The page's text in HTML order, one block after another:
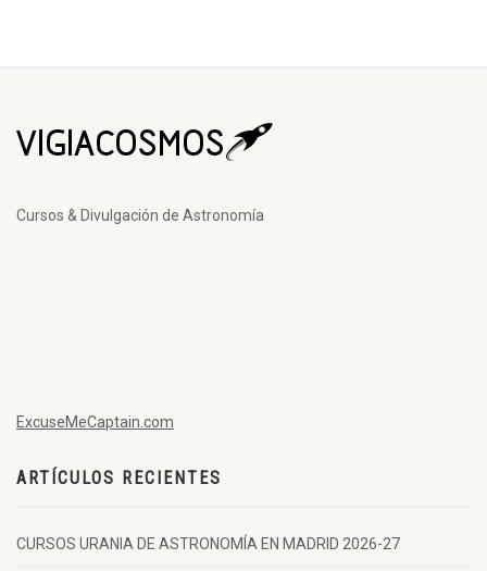
Cursos & Divulgación de Astronomía
ExcuseMeCaptain.com
ARTÍCULOS RECIENTES
CURSOS URANIA DE ASTRONOMÍA EN MADRID 2026-27